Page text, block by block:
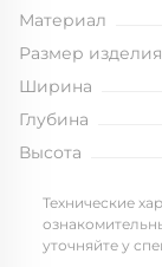
Материал
Размер
Ширина
Глубина
Высота
Технические
уточняйте у